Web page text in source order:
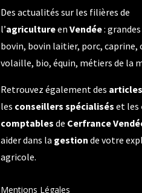
Des actualités sur les filières de
l’agricultureenVendée:
bovin, bovin laitier, porc, caprine,
volaille, bio, équin, métiers de la
Retrouvez également des articles
les conseillers spécialisés et les
comptables de Cerfrance
aider dans la gestion de votre
agricole.
Mentions Légales